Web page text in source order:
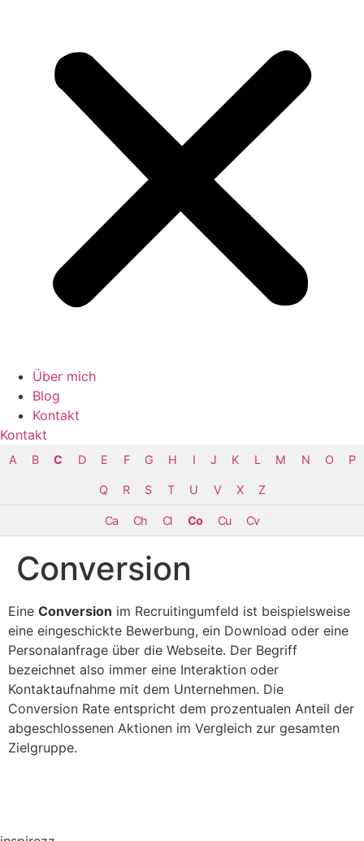
Über mich
Blog
Kontakt
Kontakt
A B C D E F G H I J K L M N O P
Q R S T U V X Z
Ca Ch Cl Co Cu Cv
Conversion
Eine Conversion im Recruitingumfeld ist beispielsweise
eine eingeschickte Bewerbung, ein Download oder eine
Personalanfrage über die Webseite. Der Begriff
bezeichnet also immer eine Interaktion oder
Kontaktaufnahme mit dem Unternehmen. Die
Conversion Rate entspricht dem prozentualen Anteil der
abgeschlossenen Aktionen im Vergleich zur gesamten
Zielgruppe.